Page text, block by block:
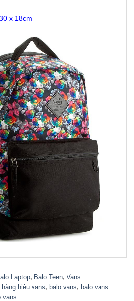
x 18cm
Laptop, Balo Teen, Vans
hàng hiệu vans, balo vans, balo vans
vans